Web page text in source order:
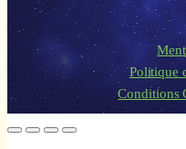
Politique
Conditions